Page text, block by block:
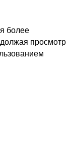
более
просмотр